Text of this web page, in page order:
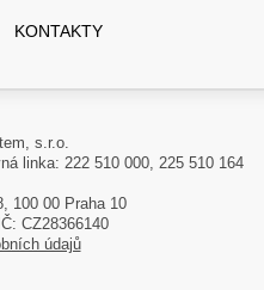
KONTAKTY
s.r.o.
linka: 222 510 000, 225 510 164
100 00 Praha 10
CZ28366140
údajů